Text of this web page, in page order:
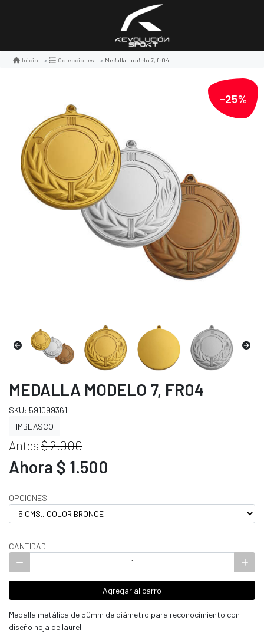
Inicio Colecciones Medalla modelo 7, fr04
-25%
MEDALLA MODELO 7, FR04
SKU: 591099361
IMBLASCO
Antes $ 2.000
Ahora $ 1.500
OPCIONES
CANTIDAD
Agregar al carro
Medalla metálica de 50mm de diámetro para reconocimiento con
diseño hoja de laurel.